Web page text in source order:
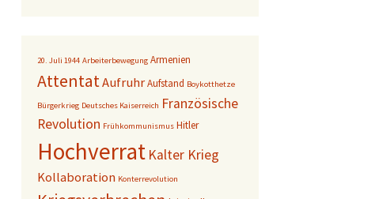
20. Juli 1944 Arbeiterbewegung Armenien
AttentatAufruhrAufstand Boykotthetze
Bürgerkrieg Deutsches Kaiserreich Französische
Revolution Frühkommunismus Hitler
Hochverrat Kalter Krieg
Kollaboration Konterrevolution